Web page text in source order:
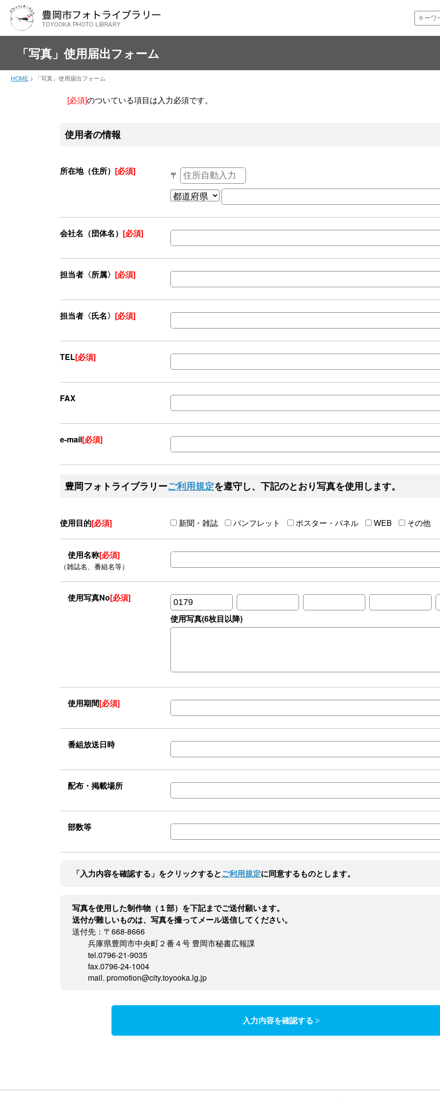
「写真」使用届出フォーム
HOME > 「写真」使用届出フォーム
[必須]のついている項目は入力必須です。
使用者の情報
所在地（住所） [必須] 〒
会社名（団体名） [必須]
担当者〈所属〉 [必須]
担当者〈氏名〉 [必須]
TEL[必須]
FAX
e-mail[必須]
豊岡フォトライブラリーご利用規定を遵守し、下記のとおり写真を使用します。
使用目的[必須] 新聞・雑誌 パンフレット ポスター・パネル WEB その他
使用名称[必須]
（雑誌名、番組名等）
使用写真No[必須]
使用写真(6枚目以降)
使用期間[必須]
番組放送日時
配布・掲載場所
部数等
「入力内容を確認する」をクリックするとご利用規定に同意するものとします。
写真を使用した制作物（１部）を下記までご送付願います。
送付が難しいものは、写真を撮ってメール送信してください。
送付先：〒668-8666
兵庫県豊岡市中央町２番４号 豊岡市秘書広報課
tel.0796-21-9035
fax.0796-24-1004
mail. promotion@city.toyooka.lg.jp